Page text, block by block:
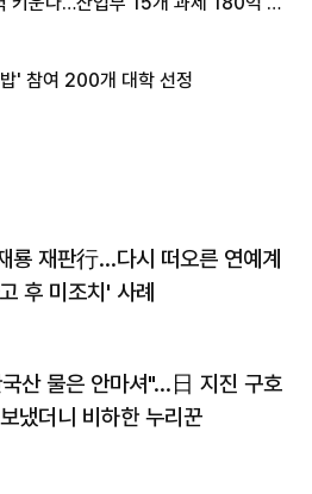
' 참여 200개 대학 선정
룡 재판行…다시 떠오른 연예계
후 미조치' 사례
산 물은 안마셔"…日 지진 구호
냈더니 비하한 누리꾼